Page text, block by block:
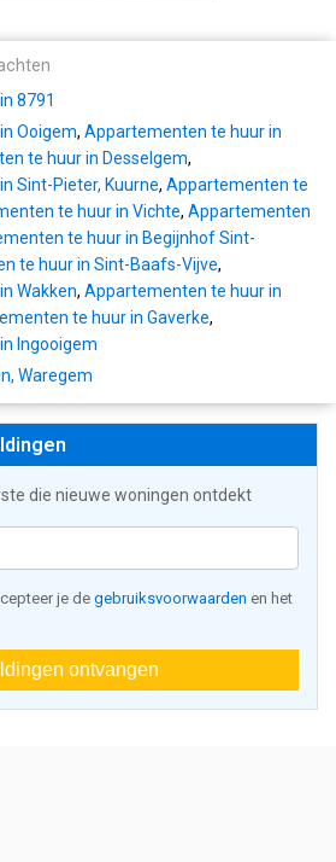
8791
Ooigem, Appartementen te huur in
te huur in Desselgem,
Sint-Pieter, Kuurne, Appartementen te
te huur in Vichte, Appartementen
te huur in Begijnhof Sint-
te huur in Sint-Baafs-Vijve,
Wakken, Appartementen te huur in
te huur in Gaverke,
Ingooigem
Waregem
die nieuwe woningen ontdekt
je de gebruiksvoorwaarden en het
ontvangen